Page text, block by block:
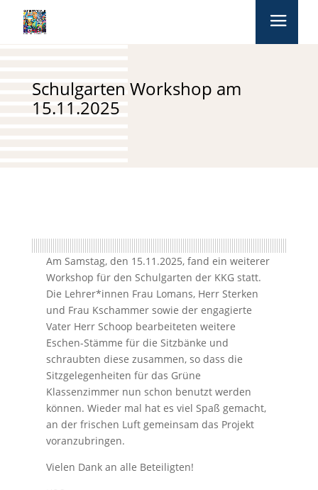
Schulgarten Workshop am
15.11.2025
Am Samstag, den 15.11.2025, fand ein weiterer
Workshop für den Schulgarten der KKG statt.
Die Lehrer*innen Frau Lomans, Herr Sterken
und Frau Kschammer sowie der engagierte
Vater Herr Schoop bearbeiteten weitere
Eschen-Stämme für die Sitzbänke und
schraubten diese zusammen, so dass die
Sitzgelegenheiten für das Grüne
Klassenzimmer nun schon benutzt werden
können. Wieder mal hat es viel Spaß gemacht,
an der frischen Luft gemeinsam das Projekt
voranzubringen.
Vielen Dank an alle Beteiligten!